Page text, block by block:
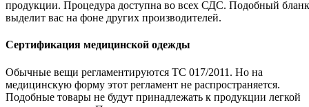
продукции. Процедура доступна во всех СДС. Подобный бланк
выделит вас на фоне других производителей.
Сертификация медицинской одежды
Обычные вещи регламентируются ТС 017/2011. Но на
медицинскую форму этот регламент не распространяется.
Подобные товары не будут принадлежать к продукции легкой